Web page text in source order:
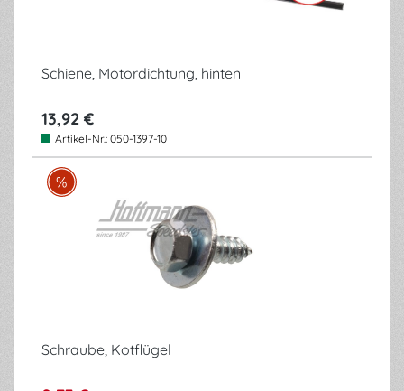
Schiene, Motordichtung, hinten
13,92 €
Artikel-Nr.: 050-1397-10
Schraube, Kotflügel